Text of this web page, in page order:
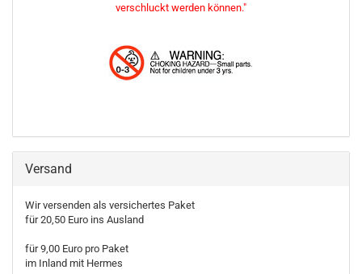
verschluckt werden können."
Versand
Wir versenden als versichertes Paket
für 20,50 Euro ins Ausland
für 9,00 Euro pro Paket
im Inland mit Hermes